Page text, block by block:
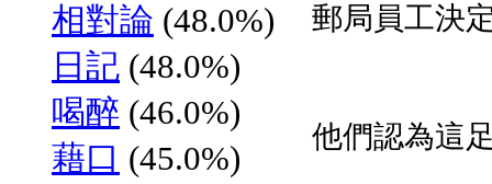
相對論 (48.0%)
日記 (48.0%)
喝醉 (46.0%)
藉口 (45.0%)
郵局員工決
他們認為這